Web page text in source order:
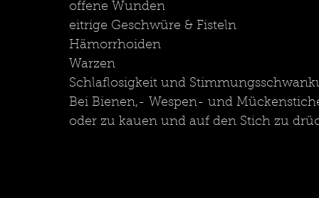
offene Wunden
eitrige Geschwüre & Fisteln
Hämorrhoiden
Warzen
Schlaflosigkeit und
Bei Bienen,- Wespen- und
oder zu kauen und auf den Stich zu